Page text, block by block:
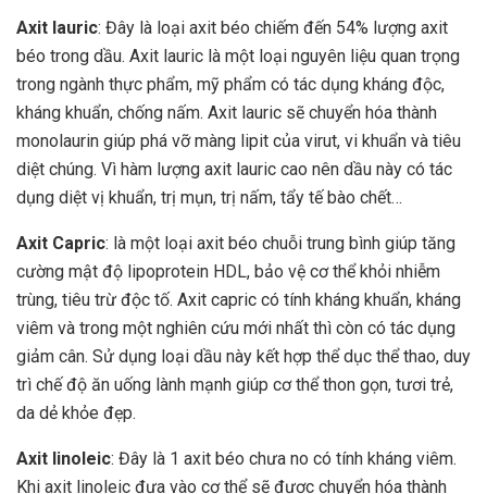
Axit lauric: Đây là loại axit béo chiếm đến 54% lượng axit
béo trong dầu. Axit lauric là một loại nguyên liệu quan trọng
trong ngành thực phẩm, mỹ phẩm có tác dụng kháng độc,
kháng khuẩn, chống nấm. Axit lauric sẽ chuyển hóa thành
monolaurin giúp phá vỡ màng lipit của virut, vi khuẩn và tiêu
diệt chúng. Vì hàm lượng axit lauric cao nên dầu này có tác
dụng diệt vị khuẩn, trị mụn, trị nấm, tẩy tế bào chết…
Axit Capric: là một loại axit béo chuỗi trung bình giúp tăng
cường mật độ lipoprotein HDL, bảo vệ cơ thể khỏi nhiễm
trùng, tiêu trừ độc tố. Axit capric có tính kháng khuẩn, kháng
viêm và trong một nghiên cứu mới nhất thì còn có tác dụng
giảm cân. Sử dụng loại dầu này kết hợp thể dục thể thao, duy
trì chế độ ăn uống lành mạnh giúp cơ thể thon gọn, tươi trẻ,
da dẻ khỏe đẹp.
Axit linoleic: Đây là 1 axit béo chưa no có tính kháng viêm.
Khi axit linoleic đưa vào cơ thể sẽ được chuyển hóa thành